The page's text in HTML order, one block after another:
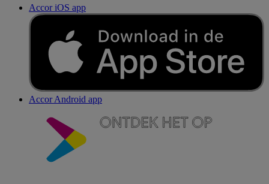
Accor iOS app
Accor Android app